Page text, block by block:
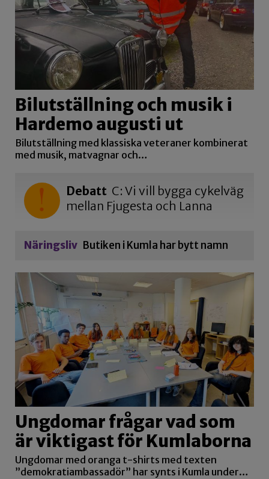
Bilutställning och musik i
Hardemo augusti ut
Bilutställning med klassiska veteraner kombinerat
med musik, matvagnar och…
Debatt C: Vi vill bygga cykelväg
mellan Fjugesta och Lanna
Näringsliv Butiken i Kumla har bytt namn
Ungdomar frågar vad som
är viktigast för Kumlaborna
Ungdomar med oranga t-shirts med texten
”demokratiambassadör” har synts i Kumla under…